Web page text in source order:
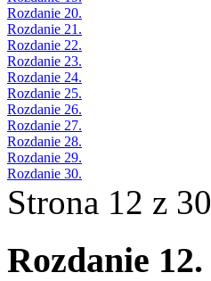
Rozdanie 20.
Rozdanie 21.
Rozdanie 22.
Rozdanie 23.
Rozdanie 24.
Rozdanie 25.
Rozdanie 26.
Rozdanie 27.
Rozdanie 28.
Rozdanie 29.
Rozdanie 30.
Strona 12 z 30
Rozdanie 12.